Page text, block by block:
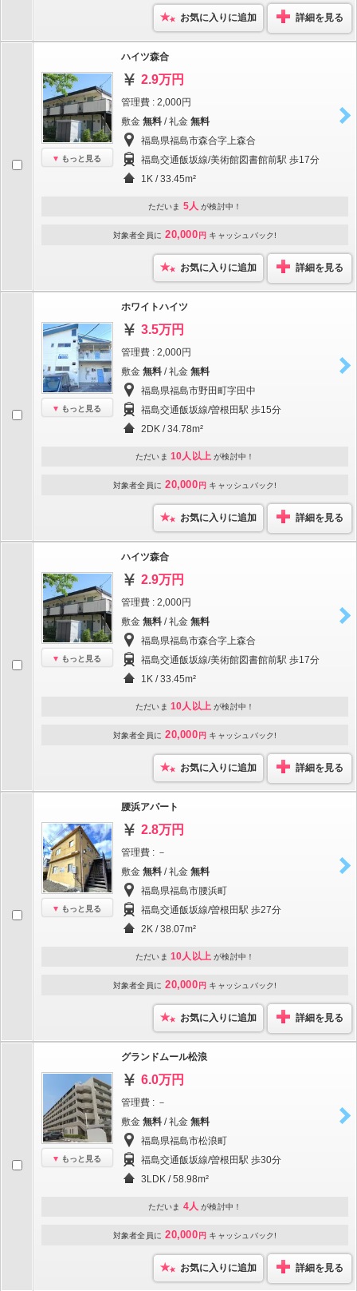
お気に入りに追加 詳細を見る
もっと見る
ハイツ森合
2.9万円
管理費 : 2,000円
敷金 無料 / 礼金 無料
福島県福島市森合字上森合
福島交通飯坂線/美術館図書館前駅 歩17分
1K / 33.45m²
ただいま 5人 が検討中！
対象者全員に 20,000 円 キャッシュバック!
お気に入りに追加 詳細を見る
もっと見る
ホワイトハイツ
3.5万円
管理費 : 2,000円
敷金 無料 / 礼金 無料
福島県福島市野田町字田中
福島交通飯坂線/曽根田駅 歩15分
2DK / 34.78m²
ただいま 10人以上 が検討中！
対象者全員に 20,000 円 キャッシュバック!
お気に入りに追加 詳細を見る
もっと見る
ハイツ森合
2.9万円
管理費 : 2,000円
敷金 無料 / 礼金 無料
福島県福島市森合字上森合
福島交通飯坂線/美術館図書館前駅 歩17分
1K / 33.45m²
ただいま 10人以上 が検討中！
対象者全員に 20,000 円 キャッシュバック!
お気に入りに追加 詳細を見る
もっと見る
腰浜アパート
2.8万円
管理費 : －
敷金 無料 / 礼金 無料
福島県福島市腰浜町
福島交通飯坂線/曽根田駅 歩27分
2K / 38.07m²
ただいま 10人以上 が検討中！
対象者全員に 20,000 円 キャッシュバック!
お気に入りに追加 詳細を見る
もっと見る
グランドムール松浪
6.0万円
管理費 : －
敷金 無料 / 礼金 無料
福島県福島市松浪町
福島交通飯坂線/曽根田駅 歩30分
3LDK / 58.98m²
ただいま 4人 が検討中！
対象者全員に 20,000 円 キャッシュバック!
お気に入りに追加 詳細を見る